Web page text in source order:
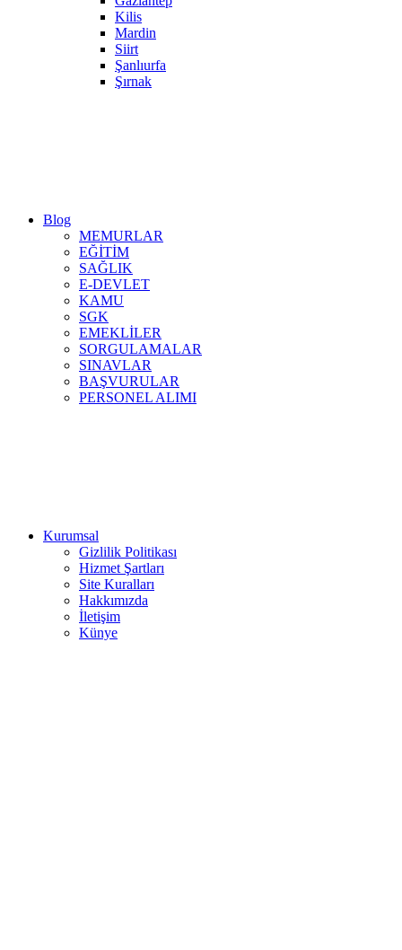
Kilis
Mardin
Siirt
Şanlıurfa
Şırnak
Blog
MEMURLAR
EĞİTİM
SAĞLIK
E-DEVLET
KAMU
SGK
EMEKLİLER
SORGULAMALAR
SINAVLAR
BAŞVURULAR
PERSONEL ALIMI
Kurumsal
Gizlilik Politikası
Hizmet Şartları
Site Kuralları
Hakkımızda
İletişim
Künye